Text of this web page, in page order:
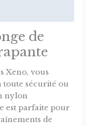
de
Xeno, vous
sécurité ou
nylon
est parfaite pour
de